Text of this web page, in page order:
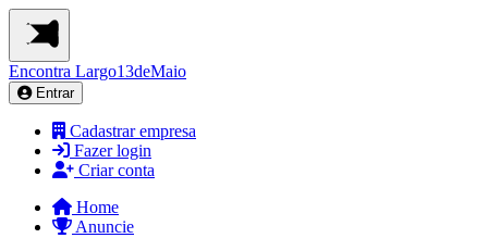
Encontra Largo13deMaio
Entrar
Cadastrar empresa
Fazer login
Criar conta
Home
Anuncie